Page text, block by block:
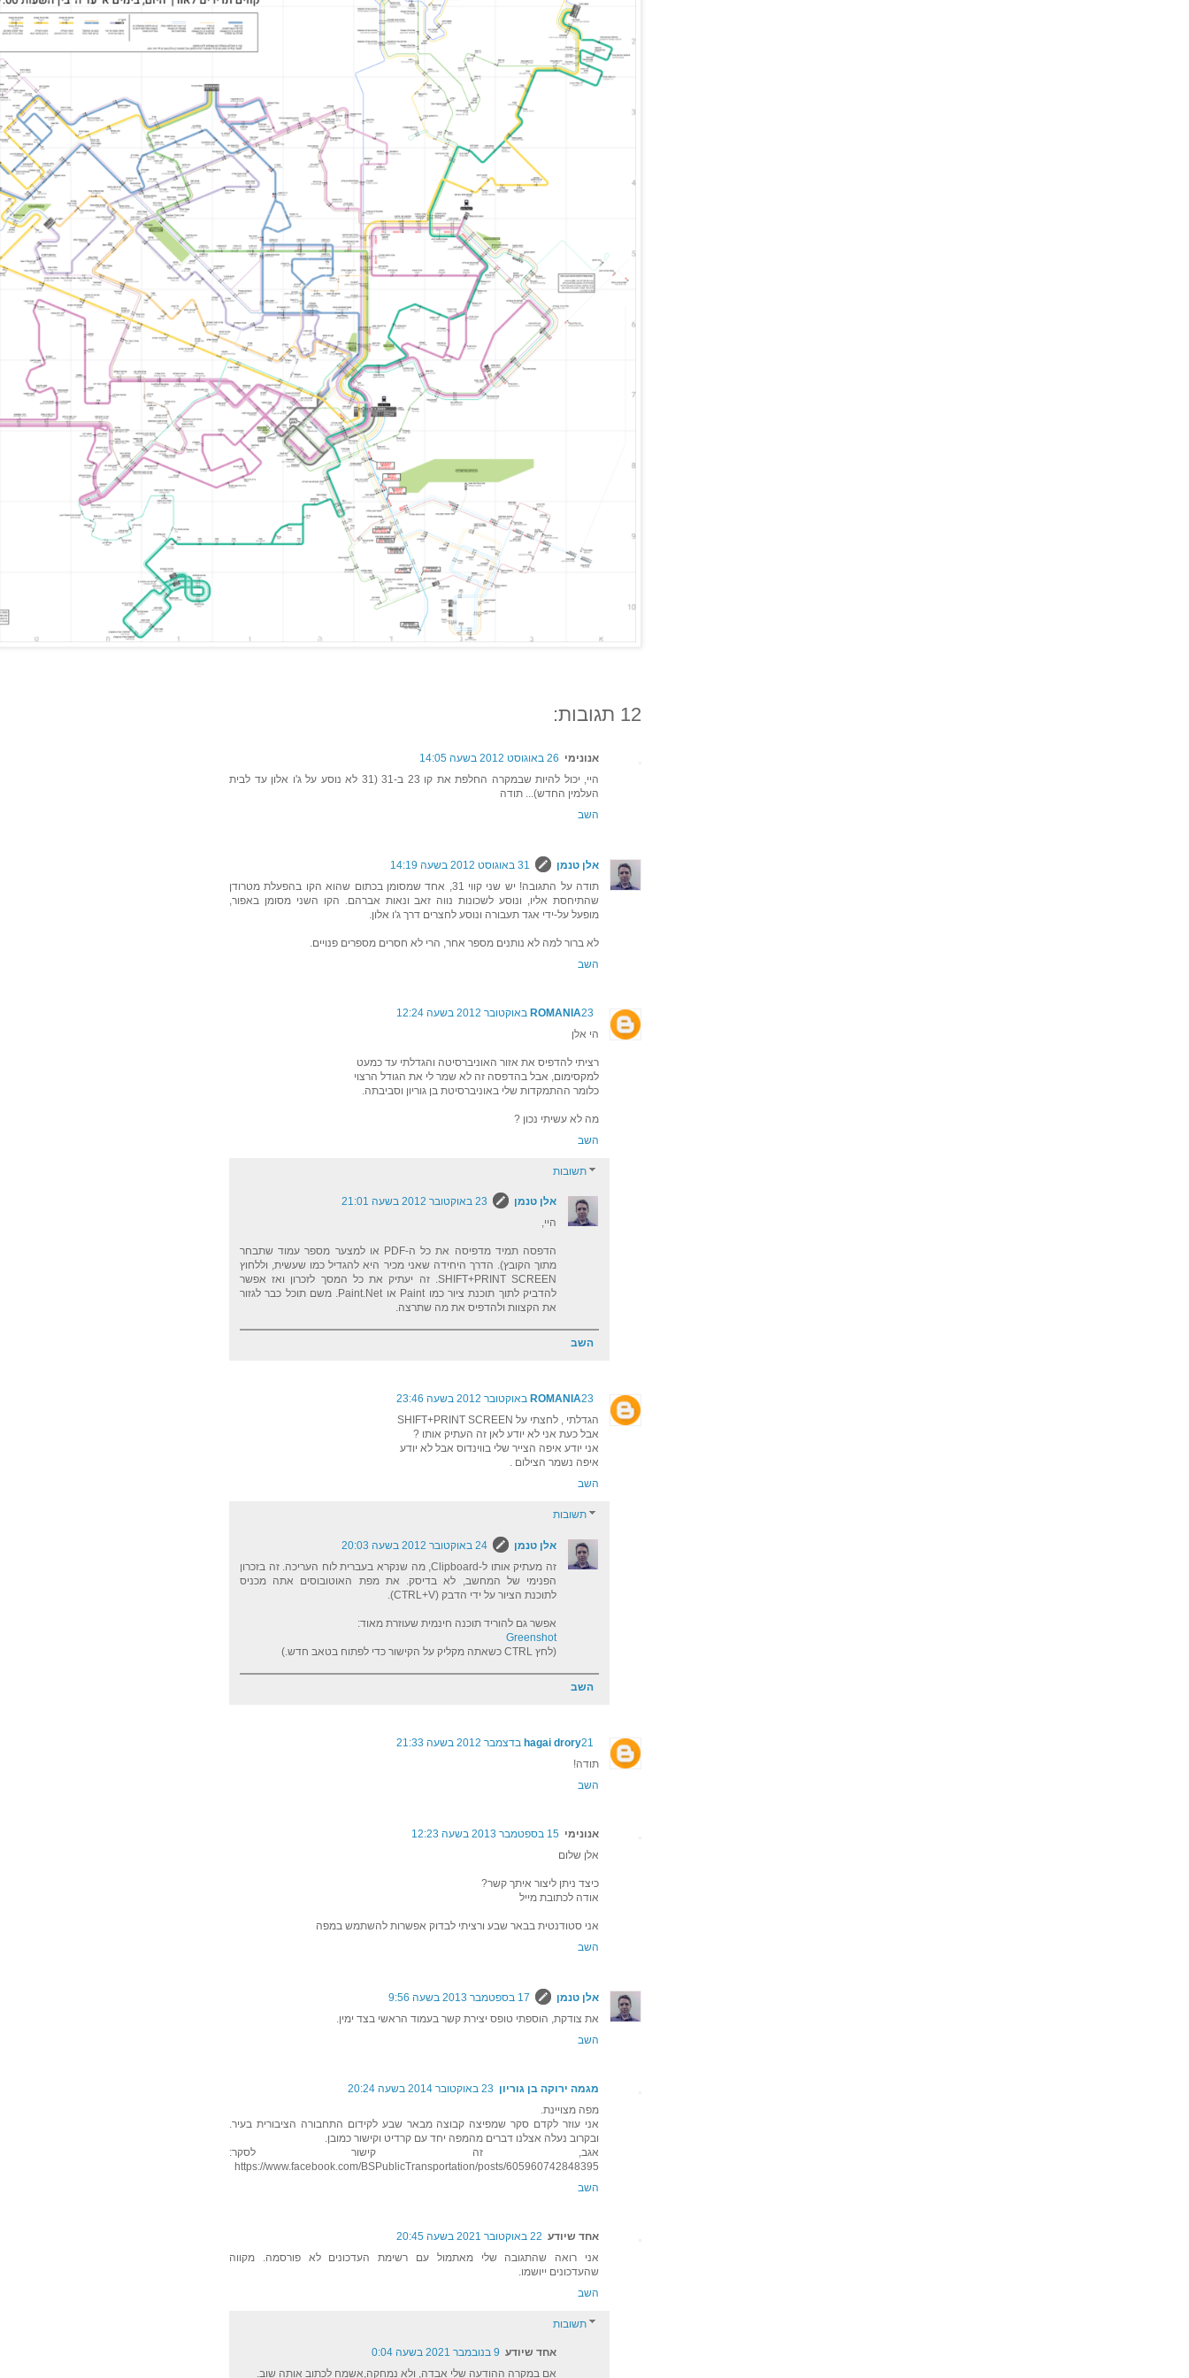
12 תגובות:
אנונימי 26 באוגוסט 2012 בשעה 14:05
היי, יכול להיות שבמקרה החלפת את קו 23 ב-31 (31 לא נוסע על ג'ו אלון עד לבית
העלמין החדש)... תודה
השב
אלן טנמן
31 באוגוסט 2012 בשעה 14:19
תודה על התגובה! יש שני קווי 31, אחד שמסומן בכתום שהוא הקו בהפעלת מטרודן
שהתיחסת אליו, ונוסע לשכונות נווה זאב ונאות אברהם. הקו השני מסומן באפור,
מופעל על-ידי אגד תעבורה ונוסע לחצרים דרך ג'ו אלון.
לא ברור למה לא נותנים מספר אחר, הרי לא חסרים מספרים פנויים.
השב
ROMANIA23 באוקטובר 2012 בשעה 12:24
הי אלן
רציתי להדפיס את אזור האוניברסיטה והגדלתי עד כמעט
למקסימום, אבל בהדפסה זה לא שמר לי את הגודל הרצוי
כלומר ההתמקדות שלי באוניברסיטת בן גוריון וסביבתה.
מה לא עשיתי נכון ?
השב
תשובות
אלן טנמן
23 באוקטובר 2012 בשעה 21:01
היי,
הדפסה תמיד מדפיסה את כל ה-PDF או למצער מספר עמוד שתבחר
מתוך הקובץ). הדרך היחידה שאני מכיר היא להגדיל כמו שעשית, וללחוץ
SHIFT+PRINT SCREEN. זה יעתיק את כל המסך לזכרון ואז אפשר
להדביק לתוך תוכנת ציור כמו Paint או Paint.Net. משם תוכל כבר לגזור
את הקצוות ולהדפיס את מה שתרצה.
השב
ROMANIA23 באוקטובר 2012 בשעה 23:46
הגדלתי , לחצתי על SHIFT+PRINT SCREEN
אבל כעת אני לא יודע לאן זה העתיק אותו ?
אני יודע איפה הצייר שלי בווינדוס אבל לא יודע
איפה נשמר הצילום .
השב
תשובות
אלן טנמן
24 באוקטובר 2012 בשעה 20:03
זה מעתיק אותו ל-Clipboard, מה שנקרא בעברית לוח העריכה. זה בזכרון
הפנימי של המחשב, לא בדיסק. את מפת האוטובוסים אתה מכניס
לתוכנת הציור על ידי הדבק (CTRL+V).
אפשר גם להוריד תוכנה חינמית שעוזרת מאוד:
Greenshot
(לחץ CTRL כשאתה מקליק על הקישור כדי לפתוח בטאב חדש.)
השב
hagai drory21 בדצמבר 2012 בשעה 21:33
תודה!
השב
אנונימי 15 בספטמבר 2013 בשעה 12:23
אלן שלום
כיצד ניתן ליצור איתך קשר?
אודה לכתובת מייל
אני סטודנטית בבאר שבע ורציתי לבדוק אפשרות להשתמש במפה
השב
אלן טנמן
17 בספטמבר 2013 בשעה 9:56
את צודקת, הוספתי טופס יצירת קשר בעמוד הראשי בצד ימין.
השב
מגמה ירוקה בן גוריון 23 באוקטובר 2014 בשעה 20:24
מפה מצויינת.
אני עוזר לקדם סקר שמפיצה קבוצה מבאר שבע לקידום התחבורה הציבורית בעיר.
ובקרוב נעלה אצלנו דברים מהמפה יחד עם קרדיט וקישור כמובן.
אגב, זה קישור לסקר:
https://www.facebook.com/BSPublicTransportation/posts/605960742848395
השב
אחד שיודע 22 באוקטובר 2021 בשעה 20:45
אני רואה שהתגובה שלי מאתמול עם רשימת העדכונים לא פורסמה. מקווה
שהעדכונים ייושמו.
השב
תשובות
אחד שיודע 9 בנובמבר 2021 בשעה 0:04
אם במקרה ההודעה שלי אבדה, ולא נמחקה,אשמח לכתוב אותה שוב.